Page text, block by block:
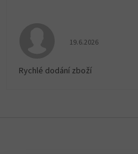
Hodnocení
19.6.2026
Rychlé dodání zboží